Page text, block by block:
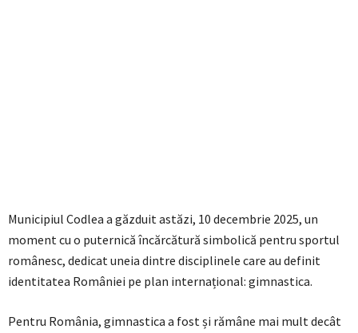
Municipiul Codlea a găzduit astăzi, 10 decembrie 2025, un
moment cu o puternică încărcătură simbolică pentru sportul
românesc, dedicat uneia dintre disciplinele care au definit
identitatea României pe plan internațional: gimnastica.
Pentru România, gimnastica a fost și rămâne mai mult decât